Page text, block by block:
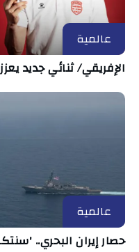
عالمية
الإفريقي/ ثنائي جديد
عالمية
حصار إيران البحري..